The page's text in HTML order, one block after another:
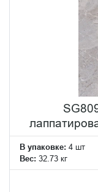
В упаковке: 4 шт
Вес: 32.73 кг